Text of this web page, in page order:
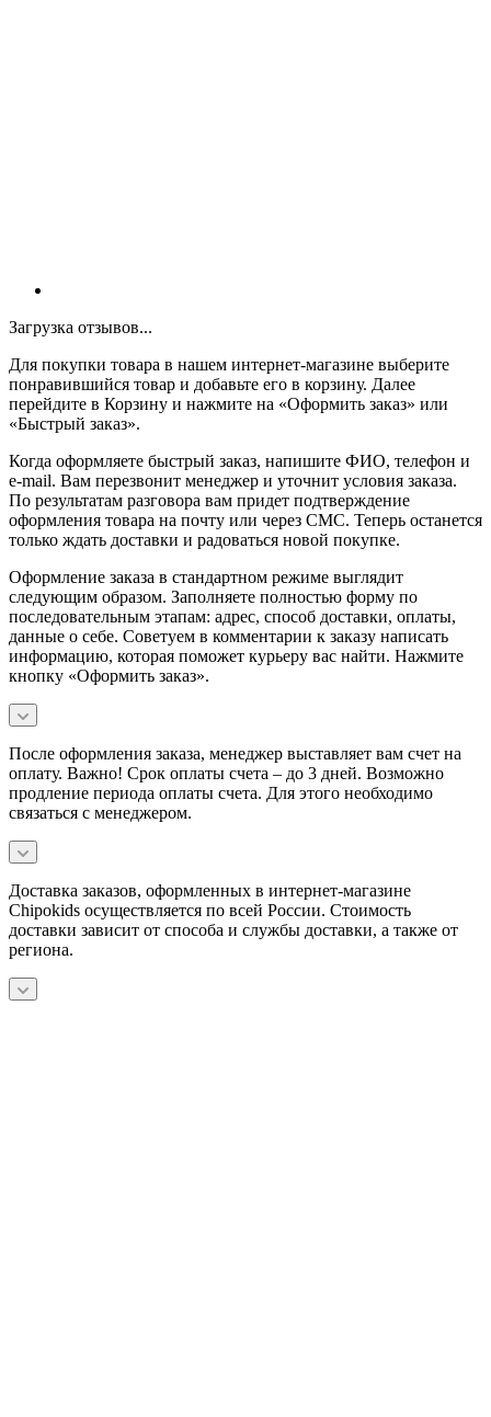
Загрузка отзывов...
Для покупки товара в нашем интернет-магазине выберите
понравившийся товар и добавьте его в корзину. Далее
перейдите в Корзину и нажмите на «Оформить заказ» или
«Быстрый заказ».
Когда оформляете быстрый заказ, напишите ФИО, телефон и
e-mail. Вам перезвонит менеджер и уточнит условия заказа.
По результатам разговора вам придет подтверждение
оформления товара на почту или через СМС. Теперь останется
только ждать доставки и радоваться новой покупке.
Оформление заказа в стандартном режиме выглядит
следующим образом. Заполняете полностью форму по
последовательным этапам: адрес, способ доставки, оплаты,
данные о себе. Советуем в комментарии к заказу написать
информацию, которая поможет курьеру вас найти. Нажмите
кнопку «Оформить заказ».
После оформления заказа, менеджер выставляет вам счет на
оплату. Важно! Срок оплаты счета – до 3 дней. Возможно
продление периода оплаты счета. Для этого необходимо
связаться с менеджером.
Доставка заказов, оформленных в интернет-магазине
Chipokids осуществляется по всей России. Стоимость
доставки зависит от способа и службы доставки, а также от
региона.